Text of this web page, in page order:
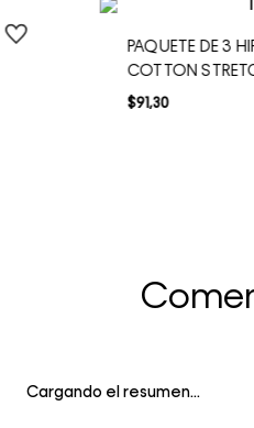
PAQUETE DE 3
COTTON
$91,30
Cargando el resumen…